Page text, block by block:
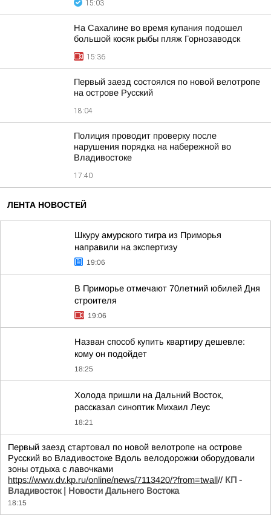
15:03
На Сахалине во время купания подошел
большой косяк рыбы пляж Горнозаводск
15:36
Первый заезд состоялся по новой велотропе
на острове Русский
18:04
Полиция проводит проверку после
нарушения порядка на набережной во
Владивостоке
17:40
ЛЕНТА НОВОСТЕЙ
Шкуру амурского тигра из Приморья
направили на экспертизу
19:06
В Приморье отмечают 70летний юбилей Дня
строителя
19:06
Назван способ купить квартиру дешевле:
кому он подойдет
18:25
Холода пришли на Дальний Восток,
рассказал синоптик Михаил Леус
18:21
Первый заезд стартовал по новой велотропе на острове
Русский во Владивостоке Вдоль велодорожки оборудовали
зоны отдыха с лавочками
https://www.dv.kp.ru/online/news/7113420/?from=twall// КП -
Владивосток | Новости Дальнего Востока
18:15